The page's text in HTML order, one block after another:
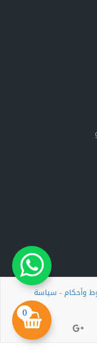
0
وأحكام- سياسة